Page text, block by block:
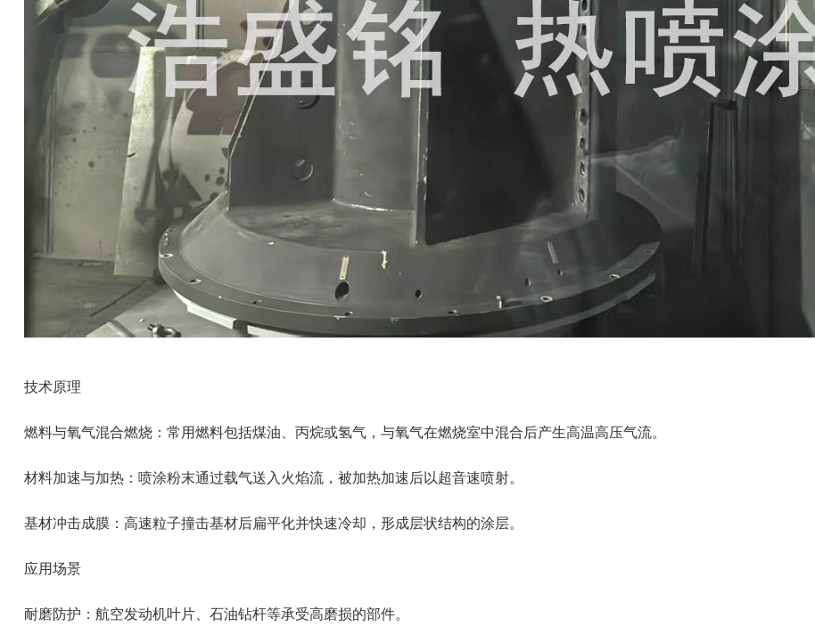
技术原理
‌燃料与氧气混合燃烧‌：常用燃料包括煤油、丙烷或氢气，与氧气在燃烧室中混合后产生高温高压气流。
‌材料加速与加热‌：喷涂粉末通过载气送入火焰流，被加热加速后以超音速喷射。
‌基材冲击成膜‌：高速粒子撞击基材后扁平化并快速冷却，形成层状结构的涂层。
应用场景
‌耐磨防护‌：航空发动机叶片、石油钻杆等承受高磨损的部件。